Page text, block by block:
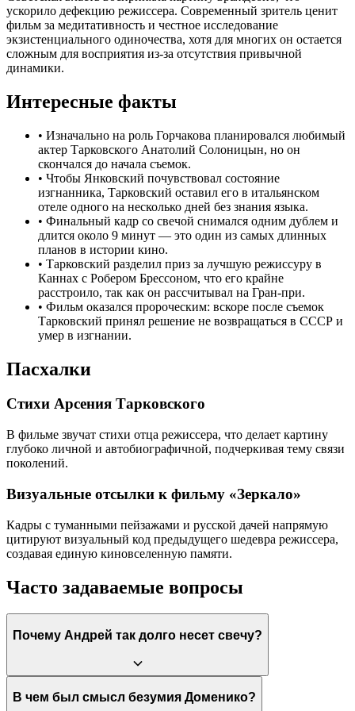
ускорило дефекцию режиссера. Современный зритель ценит
фильм за медитативность и честное исследование
экзистенциального одиночества, хотя для многих он остается
сложным для восприятия из-за отсутствия привычной
динамики.
Интересные факты
• Изначально на роль Горчакова планировался любимый
актер Тарковского Анатолий Солоницын, но он
скончался до начала съемок.
• Чтобы Янковский почувствовал состояние
изгнанника, Тарковский оставил его в итальянском
отеле одного на несколько дней без знания языка.
• Финальный кадр со свечой снимался одним дублем и
длится около 9 минут — это один из самых длинных
планов в истории кино.
• Тарковский разделил приз за лучшую режиссуру в
Каннах с Робером Брессоном, что его крайне
расстроило, так как он рассчитывал на Гран-при.
• Фильм оказался пророческим: вскоре после съемок
Тарковский принял решение не возвращаться в СССР и
умер в изгнании.
Пасхалки
Стихи Арсения Тарковского
В фильме звучат стихи отца режиссера, что делает картину
глубоко личной и автобиографичной, подчеркивая тему связи
поколений.
Визуальные отсылки к фильму «Зеркало»
Кадры с туманными пейзажами и русской дачей напрямую
цитируют визуальный код предыдущего шедевра режиссера,
создавая единую киновселенную памяти.
Часто задаваемые вопросы
Почему Андрей так долго несет свечу?
Это попытка режиссера передать «проживание времени» в
В чем был смысл безумия Доменико?